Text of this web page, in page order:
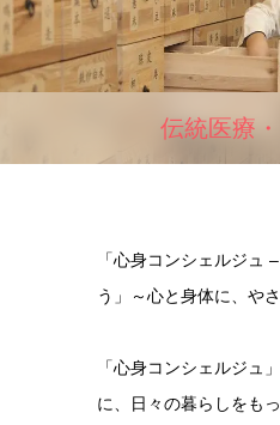
伝統医療
「心身コンシェルジュ
う」～心と身体に、や
「心身コンシェルジュ
に、日々の暮らしをも